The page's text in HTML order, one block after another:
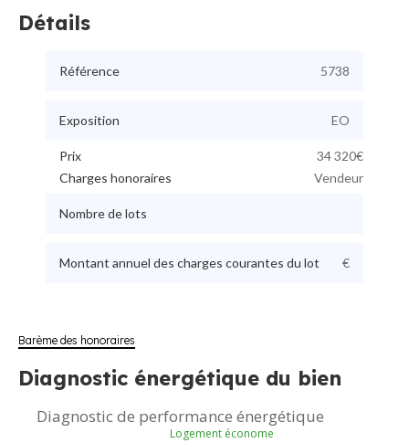
Détails
Référence 5738
Exposition EO
Prix
34 320€
Charges honoraires
Vendeur
Nombre de lots
Montant annuel des charges courantes du lot €
Barème des honoraires
Diagnostic énergétique du bien
Diagnostic de performance énergétique
Logement économe